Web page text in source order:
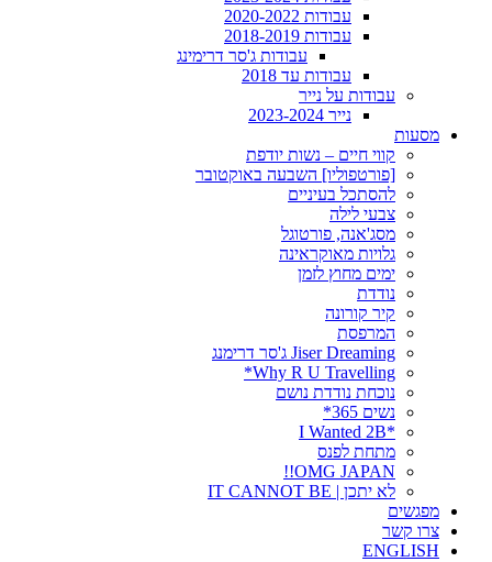
עבודות 2020-2022
עבודות 2018-2019
עבודות ג'סר דרימינג
עבודות עד 2018
עבודות על נייר
נייר 2023-2024
מסעות
קווי חיים – נשות יודפת
[פורטפוליו] השבעה באוקטובר
להסתכל בעיניים
צבעי לילה
מסג'אנה, פורטוגל
גלויות מאוקראינה
ימים מחוץ לזמן
נודדת
קיר קורונה
המרפסת
Jiser Dreaming ג'סר דרימנג
Why R U Travelling*
נוכחת נודדת נושם
נשים 365*
*I Wanted 2B
מתחת לפנס
OMG JAPAN!!
לא יתכן | IT CANNOT BE
מפגשים
צרו קשר
ENGLISH